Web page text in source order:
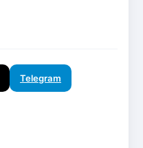
Telegram